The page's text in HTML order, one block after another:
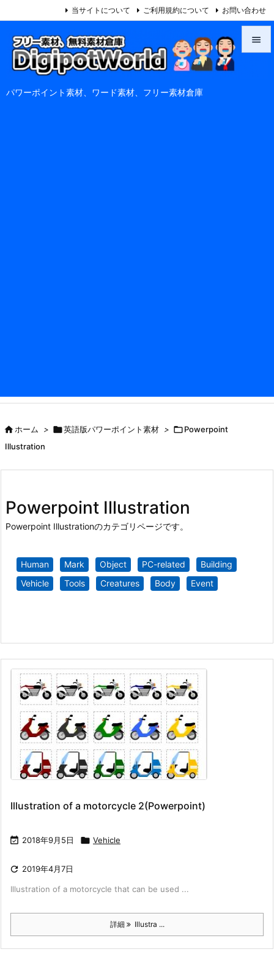
パワーポイント素材、ワード素材、フリー素材倉庫

当サイトについて ご利用規約について お問い合わせ
ホーム > 英語版パワーポイント素材 > Powerpoint
Illustration
Powerpoint Illustration
Powerpoint Illustrationのカテゴリページです。
Human Mark Object PC-related
Building
Vehicle
Tools Creatures Body Event
Illustration of a motorcycle 2(Powerpoint)
 2018年9月5日  Vehicle
 2019年4月7日
Illustration of a motorcycle that can be used ...
詳細 Illustra ...